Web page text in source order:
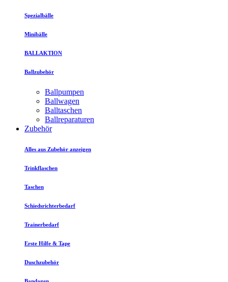
Spezialbälle
Minibälle
BALLAKTION
Ballzubehör
Ballpumpen
Ballwagen
Balltaschen
Ballreparaturen
Zubehör
Alles aus Zubehör anzeigen
Trinkflaschen
Taschen
Schiedsrichterbedarf
Trainerbedarf
Erste Hilfe & Tape
Duschzubehör